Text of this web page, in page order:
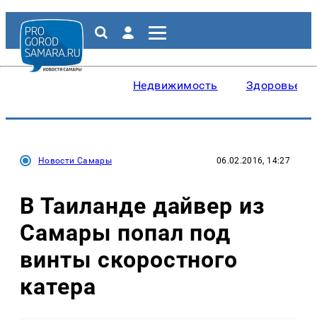
Недвижимость Здоровье
Новости Самары 06.02.2016, 14:27
В Таиланде дайвер из
Самары попал под
винты скоростного
катера